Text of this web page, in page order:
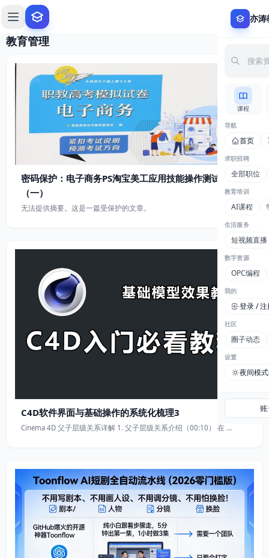
亦涛
课程
导航
首页
求职招聘
全部职位
教育培训
AI课程
生活服务
短视频直播
数字资源
OPC编程
我的
登录 / 注
社区
圈子动态
设置
夜间模式
教育管理
密码保护：电子商务PS淘宝美工应用技能操作测试卷
（一）
无法提供摘要。这是一篇受保护的文章。
C4D软件界面与基础操作的系统化梳理3
Cinema 4D 父子层级关系详解 1. 父子层级关系介绍（00:10） 在 …